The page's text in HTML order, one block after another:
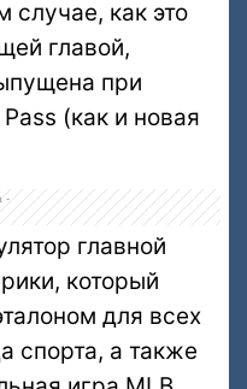
случае, как это
главой,
при
(как и новая
-
главной
который
для всех
спорта, а также